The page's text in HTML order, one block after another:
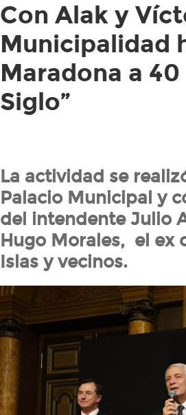
Con Alak y
Municipalidad
Maradona a
Siglo”
La actividad se
Palacio Municipal y
del intendente Julio
Hugo Morales, el ex
Islas y vecinos.